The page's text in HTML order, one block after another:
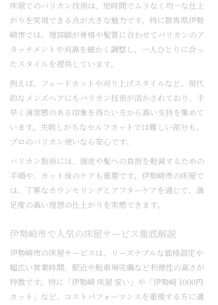
床屋の心地よいサービス選び方のポイント
バリカン施術で快適な床屋時間を楽しむ方
法
おすすめ床屋で感じる快適さの違いを比較
バリカンカットなら理想の床屋が伊勢崎市に
床屋のバリカンカットが人気の理由を解説
伊勢崎市で理想を叶えるバリカン床屋探し
メンズにおすすめの床屋バリカン施術法
床屋のバリカンカットで清潔感アップ
伊勢崎床屋のバリカン技術徹底比較
技術が光る床屋で新しい自分を見つける楽しみ
床屋の技術力が光るメンズカットの魅力
伊勢崎市で見つける床屋のこだわり施術
バリカン技術が際立つ床屋選びのコツ
技術力重視の床屋が支持される理由
安さと満足度を両立する床屋の賢い選び方
床屋選びは安さと満足度のバランスが大切
床屋でのバリカン技術は、短時間でムラなく均一な仕上
がりを実現できる点が大きな魅力です。特に群馬県伊勢
崎市では、理容師が骨格や髪質に合わせてバリカンのア
タッチメントや刈高を細かく調整し、一人ひとりに合っ
たスタイルを提供しています。
例えば、フェードカットや刈り上げスタイルなど、現代
的なメンズヘアにもバリカン技術が活かされており、手
早く清潔感のある印象を得たい方から高い支持を集めて
います。失敗しがちなセルフカットでは難しい部分も、
プロのバリカン使いなら安心です。
バリカン施術には、頭皮や髪への負担を軽減するための
手順や、カット後のケアも重要です。伊勢崎市の床屋で
は、丁寧なカウンセリングとアフターケアを通じて、満
足度の高い理想の仕上がりを実感できます。
伊勢崎市で人気の床屋サービス徹底解説
伊勢崎市の床屋サービスは、リーズナブルな価格設定や
幅広い営業時間、駅近や駐車場完備など利便性の高さが
特徴です。特に「伊勢崎 床屋 安い」や「伊勢崎 1000円
カット」など、コストパフォーマンスを重視する方に適